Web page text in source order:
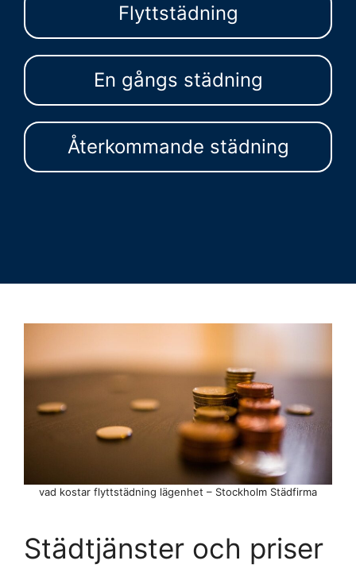
Flyttstädning
En gångs städning
Återkommande städning
vad kostar flyttstädning lägenhet – Stockholm Städfirma
Städtjänster och priser